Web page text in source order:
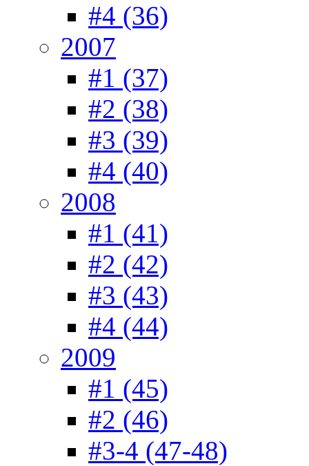
#4 (36)
2007
#1 (37)
#2 (38)
#3 (39)
#4 (40)
2008
#1 (41)
#2 (42)
#3 (43)
#4 (44)
2009
#1 (45)
#2 (46)
#3-4 (47-48)